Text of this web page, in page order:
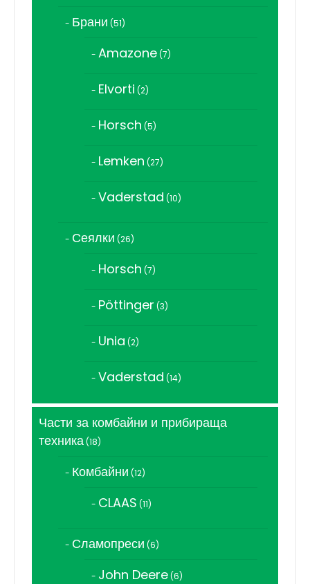
Брани 5151
Amazone 77
Elvorti 22
Horsch 55
Lemken 2727
Vaderstad 1010
Сеялки 2626
Horsch 77
Pöttinger 33
Unia 22
Vaderstad 1414
Части за комбайни и прибираща
техника 1818
Комбайни 1212
CLAAS 1111
Сламопреси 66
John Deere 66